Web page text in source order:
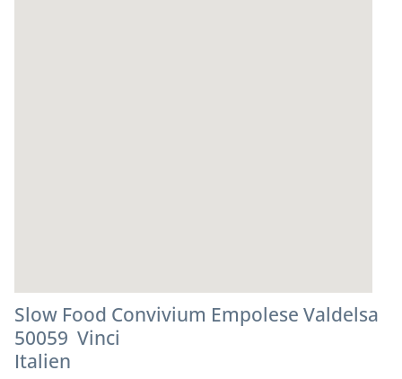
Slow Food Convivium Empolese Valdelsa
50059 Vinci
Italien